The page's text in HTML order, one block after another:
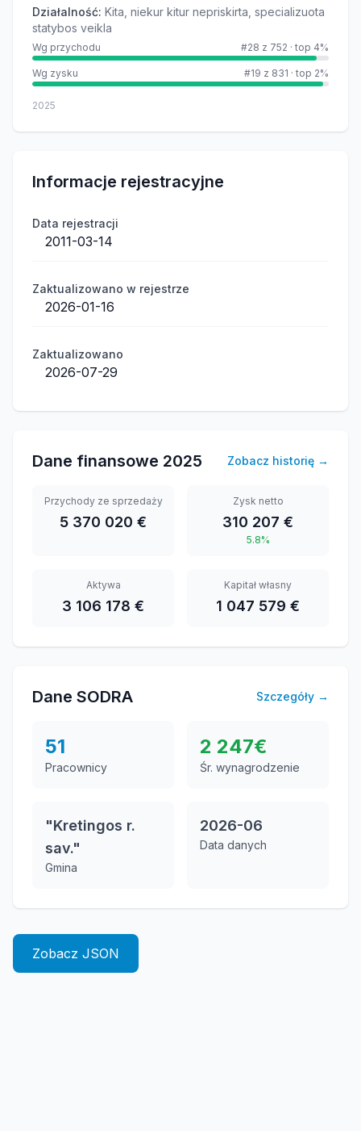
Działalność: Kita, niekur kitur nepriskirta, specializuota
statybos veikla
Wg przychodu #28 z 752 · top 4%
Wg zysku #19 z 831 · top 2%
2025
Informacje rejestracyjne
Data rejestracji
2011-03-14
Zaktualizowano w rejestrze
2026-01-16
Zaktualizowano
2026-07-29
Dane finansowe 2025 Zobacz historię →
Przychody ze sprzedaży
5 370 020 €
Zysk netto
310 207 €
5.8%
Aktywa
3 106 178 €
Kapitał własny
1 047 579 €
Dane SODRA Szczegóły →
51
Pracownicy
2 247€
Śr. wynagrodzenie
"Kretingos r.
sav."
Gmina
2026-06
Data danych
Zobacz JSON